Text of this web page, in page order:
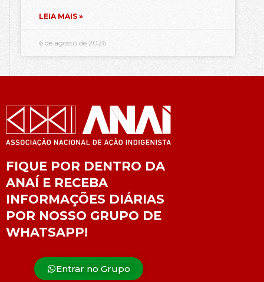
LEIA MAIS »
6 de agosto de 2026
FIQUE POR DENTRO DA
ANAÍ E RECEBA
INFORMAÇÕES DIÁRIAS
POR NOSSO GRUPO DE
WHATSAPP!
Entrar no Grupo